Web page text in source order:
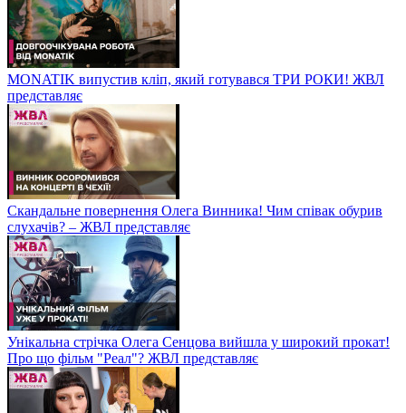
MONATIK випустив кліп, який готувався ТРИ РОКИ! ЖВЛ
представляє
Скандальне повернення Олега Винника! Чим співак обурив
слухачів? – ЖВЛ представляє
Унікальна стрічка Олега Сенцова вийшла у широкий прокат!
Про що фільм "Реал"? ЖВЛ представляє